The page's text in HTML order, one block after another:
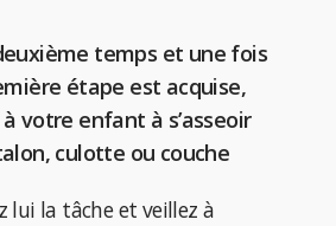
temps et une fois
étape est acquise,
votre enfant à s’asseoir
culotte ou couche
lui la tâche et veillez à